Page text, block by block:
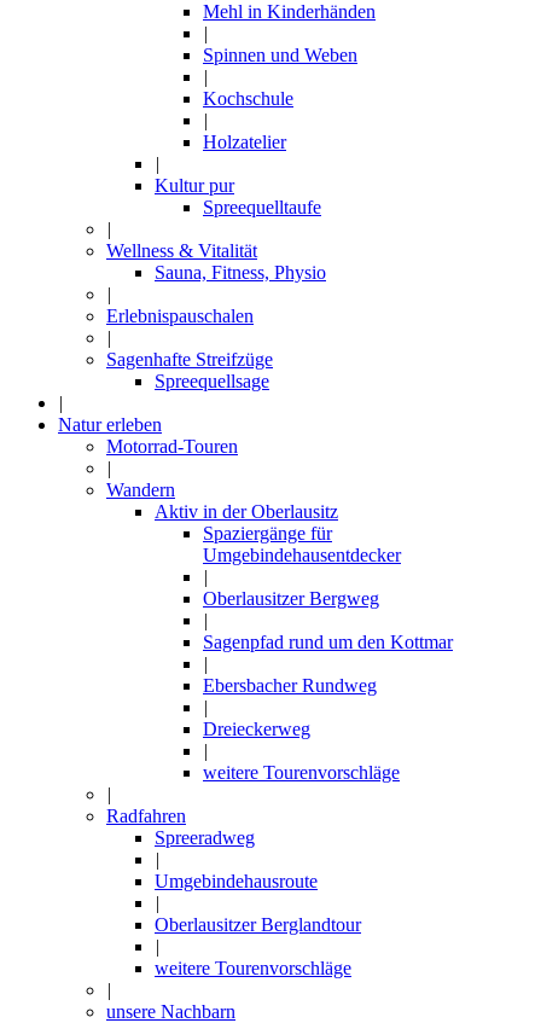
Mehl in Kinderhänden
|
Spinnen und Weben
|
Kochschule
|
Holzatelier
|
Kultur pur
Spreequelltaufe
|
Wellness & Vitalität
Sauna, Fitness, Physio
|
Erlebnispauschalen
|
Sagenhafte Streifzüge
Spreequellsage
|
Natur erleben
Motorrad-Touren
|
Wandern
Aktiv in der Oberlausitz
Spaziergänge für
Umgebindehausentdecker
|
Oberlausitzer Bergweg
|
Sagenpfad rund um den Kottmar
|
Ebersbacher Rundweg
|
Dreieckerweg
|
weitere Tourenvorschläge
|
Radfahren
Spreeradweg
|
Umgebindehausroute
|
Oberlausitzer Berglandtour
|
weitere Tourenvorschläge
|
unsere Nachbarn